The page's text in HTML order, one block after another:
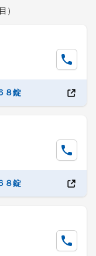
）
８錠
８錠